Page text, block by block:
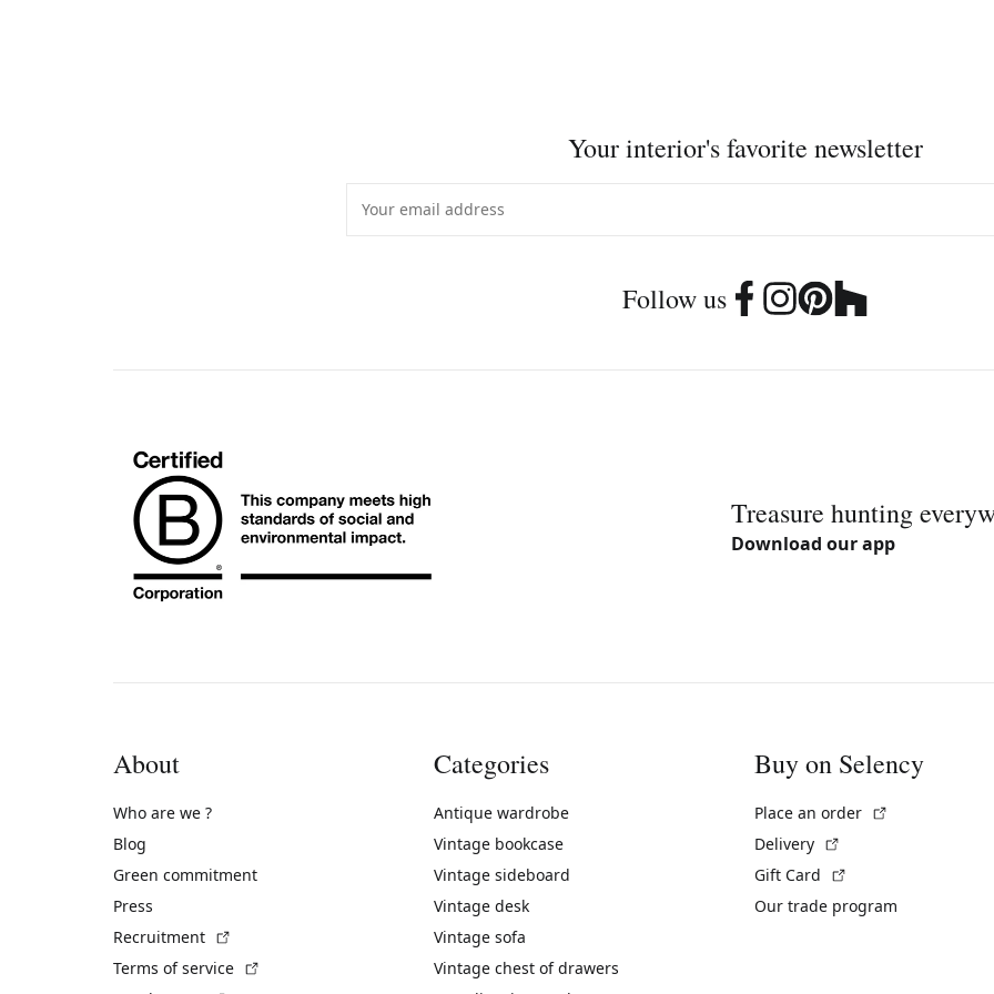
Your interior's favorite newsletter
Follow us
Treasure hunting
Download our app
About
Who are we ?
Blog
Green commitment
Press
Recruitment
Terms of service
Categories
Antique wardrobe
Vintage bookcase
Vintage sideboard
Vintage desk
Vintage sofa
Vintage chest of drawers
Buy on Selency
Place an order
Delivery
Gift Card
Our trade program